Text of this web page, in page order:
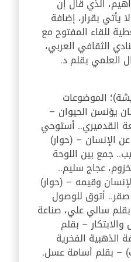
الذي قال إن
بقرار، إضافة
للقاء المفتوح مع
الثقافي العربي،
العلمي بقلم د.
الموضوعات
يؤنسن الحيوان –
القدميري.. أستوحي
الإنسان – (حوار)
جمع بين اللوحة
عجاج سليم..
وقيمه – (حوار)
أتوق للوصول
سالي علي، صناعة
– بقلم
الذهبية الفخرية
– بقلم أسامة عسل.